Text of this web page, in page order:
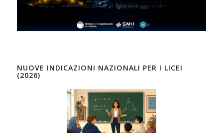
NUOVE INDICAZIONI NAZIONALI PER I LICEI
(2026)